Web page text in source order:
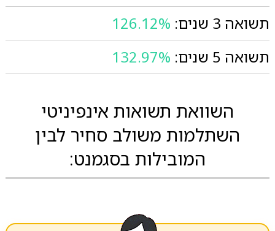
תשואה 3 שנים:
126.12%
תשואה 5 שנים:
132.97%
השוואת תשואות אינפיניטי
השתלמות משולב סחיר לבין
המובילות בסגמנט: